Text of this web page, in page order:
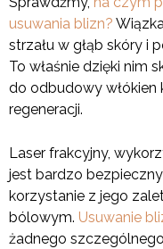
usuwania blizn?
strzału w głąb skóry i
To właśnie dzięki nim
do odbudowy
regeneracji.
Laser frakcyjny,
jest bardzo
korzystanie z jego
bólowym. Usuwanie
żadnego